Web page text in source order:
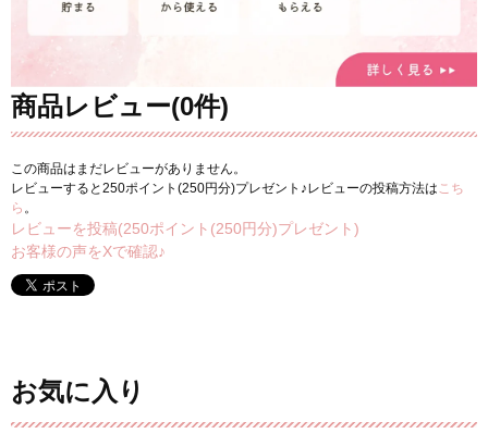
商品レビュー(0件)
この商品はまだレビューがありません。
レビューすると250ポイント(250円分)プレゼント♪レビューの投稿方法は こち
ら 。
レビューを投稿(250ポイント(250円分)プレゼント)
お客様の声をXで確認♪
お気に入り